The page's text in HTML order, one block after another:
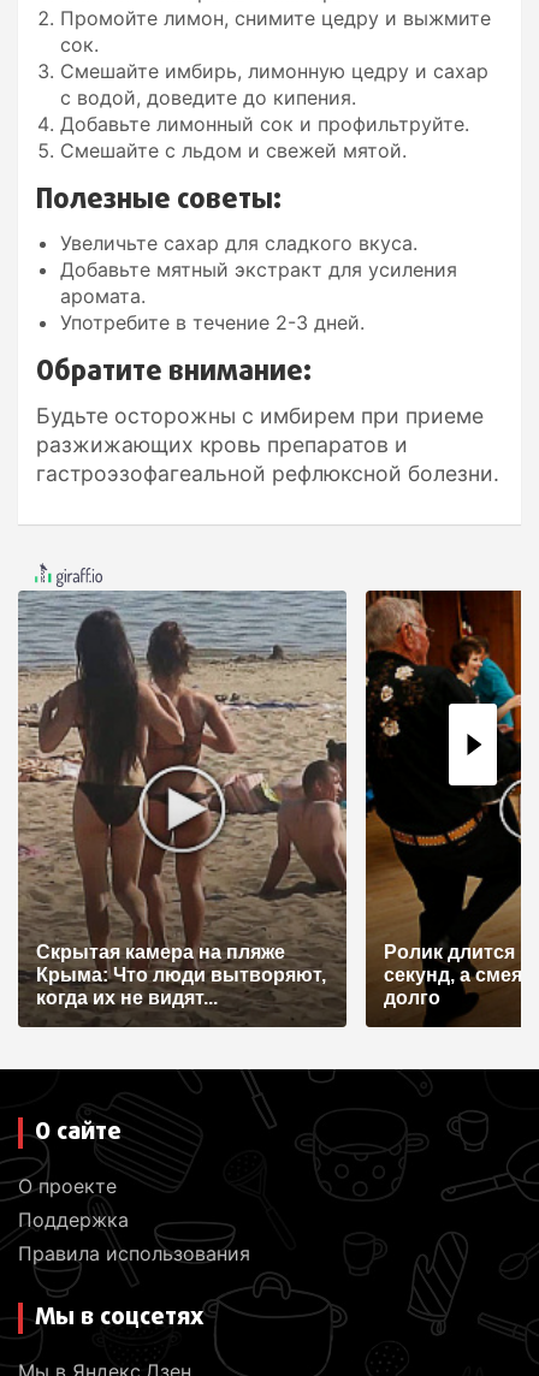
Промойте лимон, снимите цедру и выжмите
сок.
Смешайте имбирь, лимонную цедру и сахар
с водой, доведите до кипения.
Добавьте лимонный сок и профильтруйте.
Смешайте с льдом и свежей мятой.
Полезные советы:
Увеличьте сахар для сладкого вкуса.
Добавьте мятный экстракт для усиления
аромата.
Употребите в течение 2-3 дней.
Обратите внимание:
Будьте осторожны с имбирем при приеме
разжижающих кровь препаратов и
гастроэзофагеальной рефлюксной болезни.
Скрытая камера на пляже
Крыма: Что люди вытворяют,
когда их не видят...
Ролик длится
секунд, а
долго
О сайте
О проекте
Поддержка
Правила использования
Мы в соцсетях